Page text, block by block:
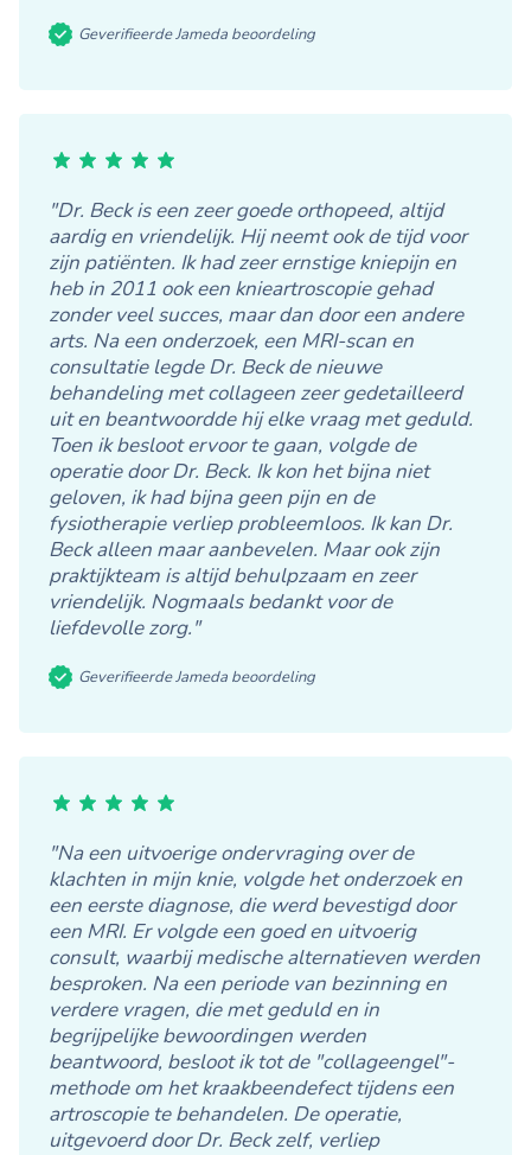
Geverifieerde Jameda beoordeling
"Dr. Beck is een zeer goede orthopeed, altijd
aardig en vriendelijk. Hij neemt ook de tijd voor
zijn patiënten. Ik had zeer ernstige kniepijn en
heb in 2011 ook een knieartroscopie gehad
zonder veel succes, maar dan door een andere
arts. Na een onderzoek, een MRI-scan en
consultatie legde Dr. Beck de nieuwe
behandeling met collageen zeer gedetailleerd
uit en beantwoordde hij elke vraag met geduld.
Toen ik besloot ervoor te gaan, volgde de
operatie door Dr. Beck. Ik kon het bijna niet
geloven, ik had bijna geen pijn en de
fysiotherapie verliep probleemloos. Ik kan Dr.
Beck alleen maar aanbevelen. Maar ook zijn
praktijkteam is altijd behulpzaam en zeer
vriendelijk. Nogmaals bedankt voor de
liefdevolle zorg."
Geverifieerde Jameda beoordeling
"Na een uitvoerige ondervraging over de
klachten in mijn knie, volgde het onderzoek en
een eerste diagnose, die werd bevestigd door
een MRI. Er volgde een goed en uitvoerig
consult, waarbij medische alternatieven werden
besproken. Na een periode van bezinning en
verdere vragen, die met geduld en in
begrijpelijke bewoordingen werden
beantwoord, besloot ik tot de "collageengel"-
methode om het kraakbeendefect tijdens een
artroscopie te behandelen. De operatie,
uitgevoerd door Dr. Beck zelf, verliep